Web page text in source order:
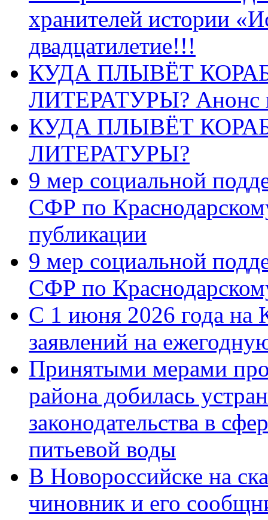
хранителей истории
двадцатилетие!!!
КУДА ПЛЫВЁТ
ЛИТЕРАТУРЫ? Анонс
КУДА ПЛЫВЁТ
ЛИТЕРАТУРЫ?
9 мер социальной
СФР по
публикации
9 мер социальной
СФР по
С 1 июня 2026 года на
заявлений на
Принятыми мерами
района добилась
законодательства в
питьевой воды
В Новороссийске на
чиновник и его